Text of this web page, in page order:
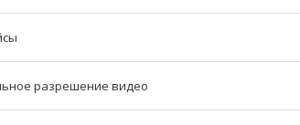
разрешение видео